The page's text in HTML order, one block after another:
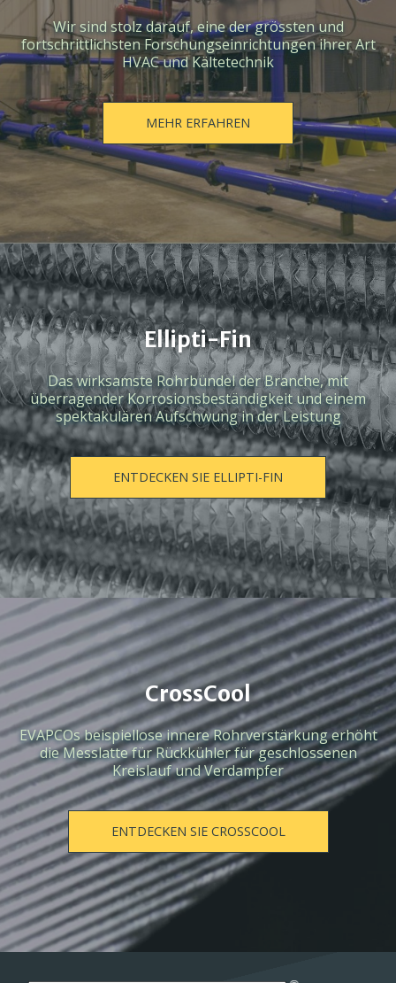
Wir sind stolz darauf, eine der grössten und
fortschrittlichsten Forschungseinrichtungen ihrer Art
HVAC und Kältetechnik
MEHR ERFAHREN
Ellipti-Fin
Das wirksamste Rohrbündel der Branche, mit
überragender Korrosionsbeständigkeit und einem
spektakulären Aufschwung in der Leistung
ENTDECKEN SIE ELLIPTI-FIN
CrossCool
EVAPCOs beispiellose innere Rohrverstärkung erhöht
die Messlatte für Rückkühler für geschlossenen
Kreislauf und Verdampfer
ENTDECKEN SIE CROSSCOOL